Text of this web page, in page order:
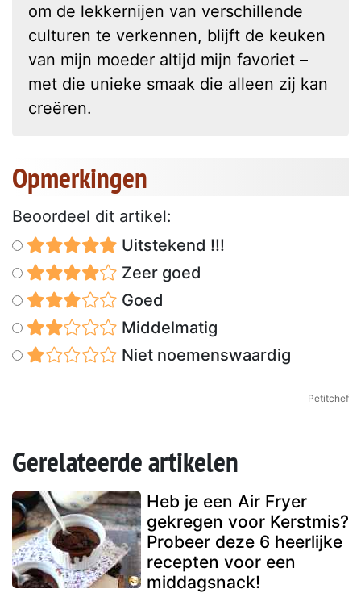
om de lekkernijen van verschillende
culturen te verkennen, blijft de keuken
van mijn moeder altijd mijn favoriet –
met die unieke smaak die alleen zij kan
creëren.
Opmerkingen
Beoordeel dit artikel:
Uitstekend !!!
Zeer goed
Goed
Middelmatig
Niet noemenswaardig
Petitchef
Gerelateerde artikelen
Heb je een Air Fryer
gekregen voor Kerstmis?
Probeer deze 6 heerlijke
recepten voor een
middagsnack!